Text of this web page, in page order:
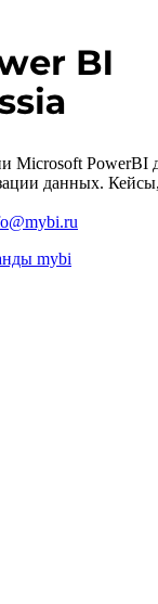
Microsoft PowerBI
данных.
mybi